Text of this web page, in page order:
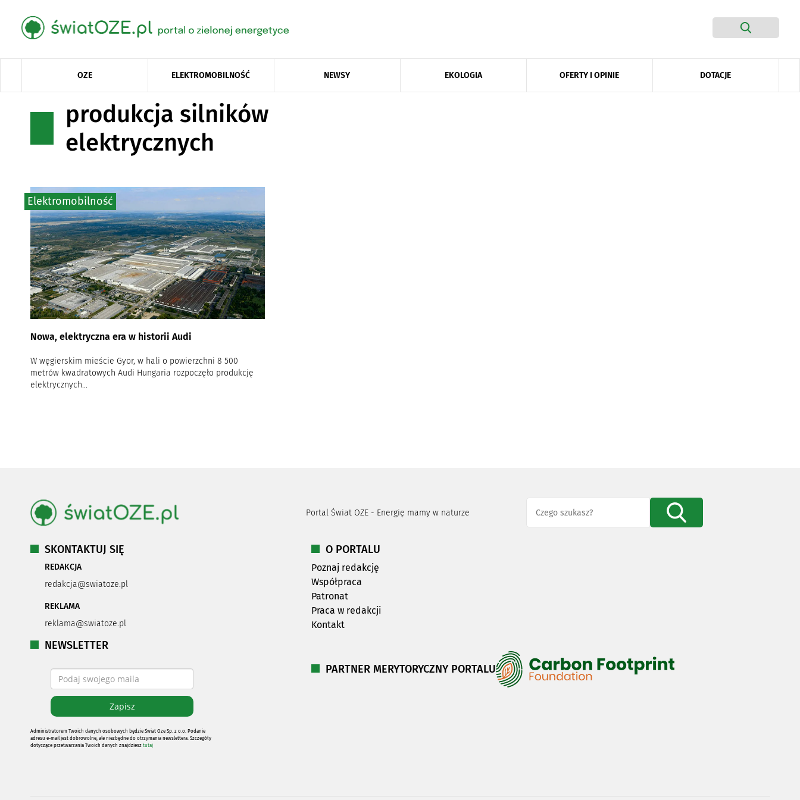
OZE ELEKTROMOBILNOŚĆ NEWSY EKOLOGIA OFERTY I OPINIE DOTACJE
produkcja silników
elektrycznych
Nowa, elektryczna era w historii Audi
W węgierskim mieście Gyor, w hali o powierzchni 8 500
metrów kwadratowych Audi Hungaria rozpoczęło produkcję
elektrycznych...
Elektromobilność
Portal Świat OZE - Energię mamy w naturze
SKONTAKTUJ SIĘ
REDAKCJA
redakcja@swiatoze.pl
REKLAMA
reklama@swiatoze.pl
NEWSLETTER
Administratorem Twoich danych osobowych będzie Świat Oze Sp. z o.o. Podanie
adresu e-mail jest dobrowolne, ale niezbędne do otrzymania newslettera. Szczegóły
dotyczące przetwarzania Twoich danych znajdziesz tutaj
O PORTALU
Poznaj redakcję
Współpraca
Patronat
Praca w redakcji
Kontakt
PARTNER MERYTORYCZNY PORTALU